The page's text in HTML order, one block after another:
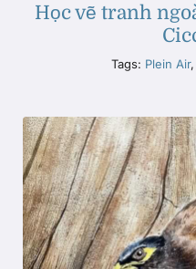
Học vẽ tranh
Tags: Plein Air,